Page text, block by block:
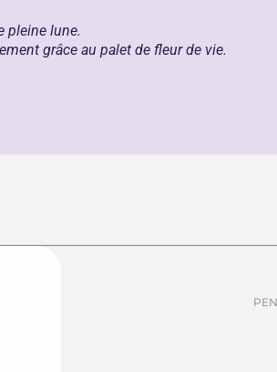
pleine lune.
grâce au palet de fleur de vie.